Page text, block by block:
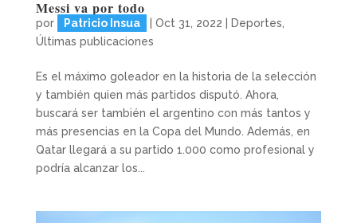
Messi va por todo
por Patricio Insua Oct 31, 2022 Deportes
Últimas publicaciones
Es el máximo goleador en la historia de la selección
y también quien más partidos disputó. Ahora,
buscará ser también el argentino con más tantos y
más presencias en la Copa del Mundo. Además, en
Qatar llegará a su partido 1.000 como profesional y
podría alcanzar los...